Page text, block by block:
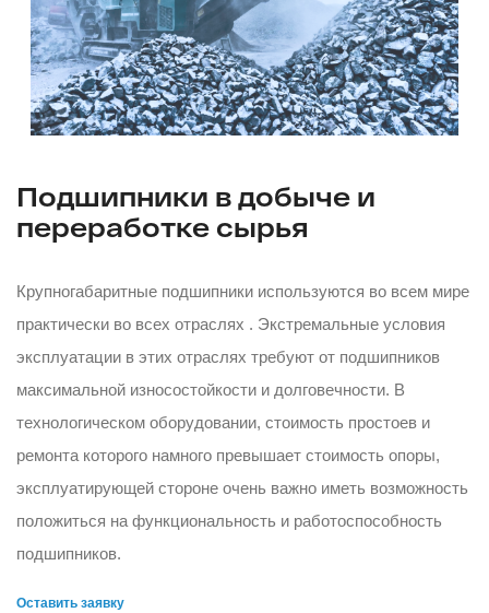
Подшипники в добыче и
переработке сырья
Крупногабаритные подшипники используются во всем мире
практически во всех отраслях . Экстремальные условия
эксплуатации в этих отраслях требуют от подшипников
максимальной износостойкости и долговечности. В
технологическом оборудовании, стоимость простоев и
ремонта которого намного превышает стоимость опоры,
эксплуатирующей стороне очень важно иметь возможность
положиться на функциональность и работоспособность
подшипников.
Оставить заявку